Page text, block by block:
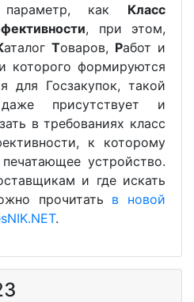
параметр, как Класс
, при этом,
аталог Товаров, Работ и
которого формируются
для Госзакупок, такой
присутствует и
в требованиях класс
к которому
устройство.
и где искать
прочитать в новой
.